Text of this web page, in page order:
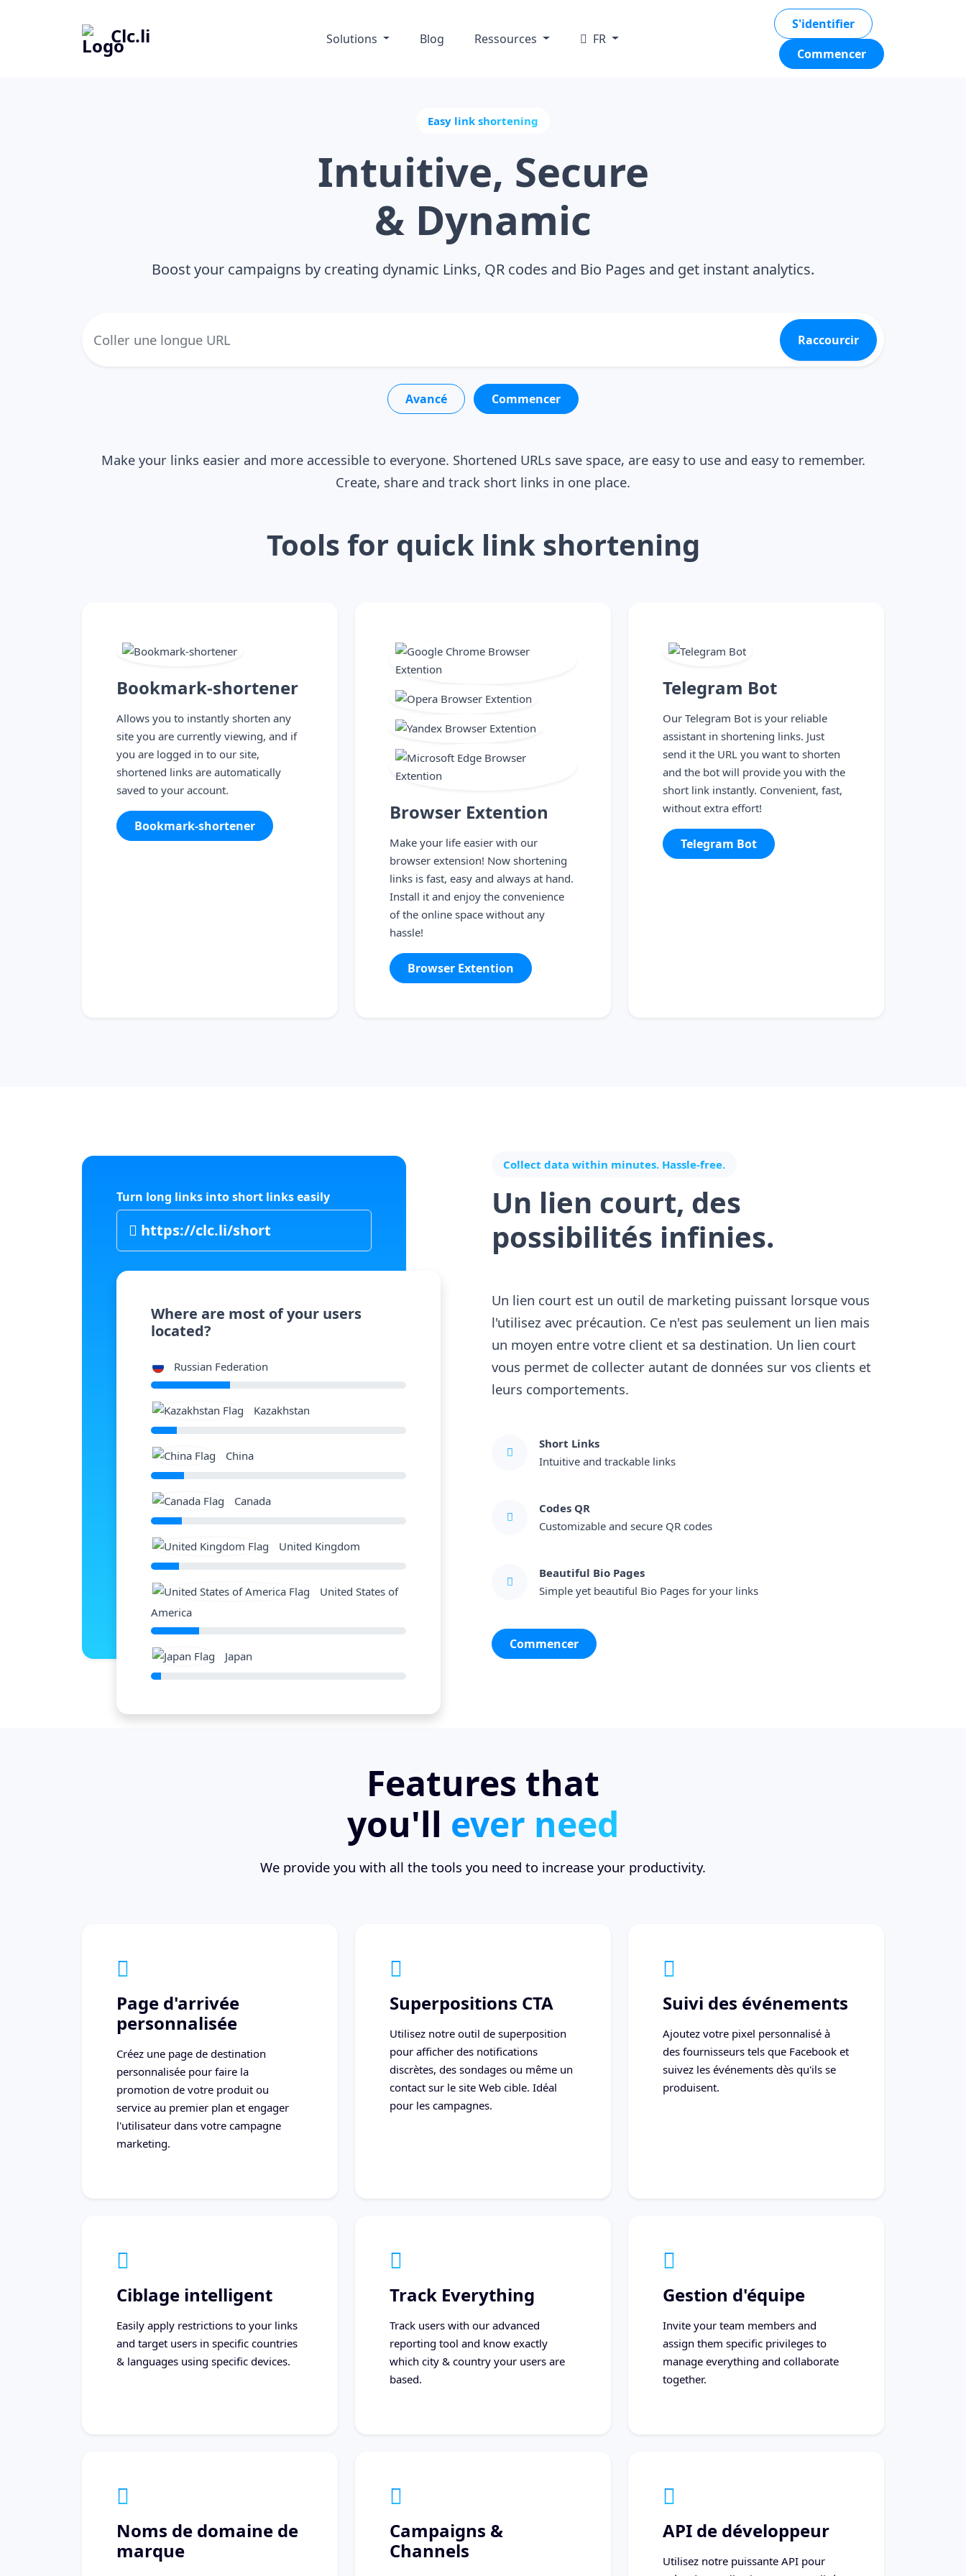
Clc.li Solutions Blog Ressources FR
S'identifier
Commencer
Easy link shortening
Intuitive, Secure
& Dynamic
Boost your campaigns by creating dynamic Links, QR codes and Bio Pages and get instant analytics.
Raccourcir
Avancé Commencer
Make your links easier and more accessible to everyone. Shortened URLs save space, are easy to use and easy to remember.
Create, share and track short links in one place.
Tools for quick link shortening
Bookmark-shortener
Allows you to instantly shorten any
site you are currently viewing, and if
you are logged in to our site,
shortened links are automatically
saved to your account.
Bookmark-shortener
Browser Extention
Make your life easier with our
browser extension! Now shortening
links is fast, easy and always at hand.
Install it and enjoy the convenience
of the online space without any
hassle!
Browser Extention
Telegram Bot
Our Telegram Bot is your reliable
assistant in shortening links. Just
send it the URL you want to shorten
and the bot will provide you with the
short link instantly. Convenient, fast,
without extra effort!
Telegram Bot
Collect data within minutes. Hassle-free.
Un lien court, des
possibilités infinies.
Un lien court est un outil de marketing puissant lorsque vous
l'utilisez avec précaution. Ce n'est pas seulement un lien mais
un moyen entre votre client et sa destination. Un lien court
vous permet de collecter autant de données sur vos clients et
leurs comportements.
Short Links
Intuitive and trackable links
Codes QR
Customizable and secure QR codes
Beautiful Bio Pages
Simple yet beautiful Bio Pages for your links
Commencer
Turn long links into short links easily
https://clc.li/short
Where are most of your users
located?
Russian Federation
Kazakhstan
China
Canada
United Kingdom
United States of
America
Japan
Features that
you'll ever need
We provide you with all the tools you need to increase your productivity.
Page d'arrivée
personnalisée
Créez une page de destination
personnalisée pour faire la
promotion de votre produit ou
service au premier plan et engager
l'utilisateur dans votre campagne
marketing.
Superpositions CTA
Utilisez notre outil de superposition
pour afficher des notifications
discrètes, des sondages ou même un
contact sur le site Web cible. Idéal
pour les campagnes.
Suivi des événements
Ajoutez votre pixel personnalisé à
des fournisseurs tels que Facebook et
suivez les événements dès qu'ils se
produisent.
Ciblage intelligent
Easily apply restrictions to your links
and target users in specific countries
& languages using specific devices.
Track Everything
Track users with our advanced
reporting tool and know exactly
which city & country your users are
based.
Gestion d'équipe
Invite your team members and
assign them specific privileges to
manage everything and collaborate
together.
Noms de domaine de
marque
Campaigns &
Channels
API de développeur
Utilisez notre puissante API pour